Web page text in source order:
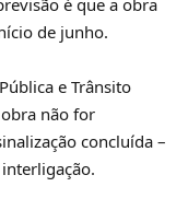
de junho.
e Trânsito
não for
concluída –